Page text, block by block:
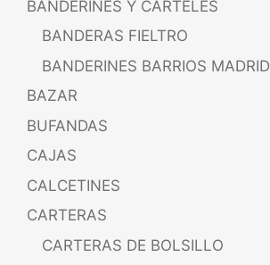
BANDERINES Y CARTELES
BANDERAS FIELTRO
BANDERINES BARRIOS MADRID
BAZAR
BUFANDAS
CAJAS
CALCETINES
CARTERAS
CARTERAS DE BOLSILLO